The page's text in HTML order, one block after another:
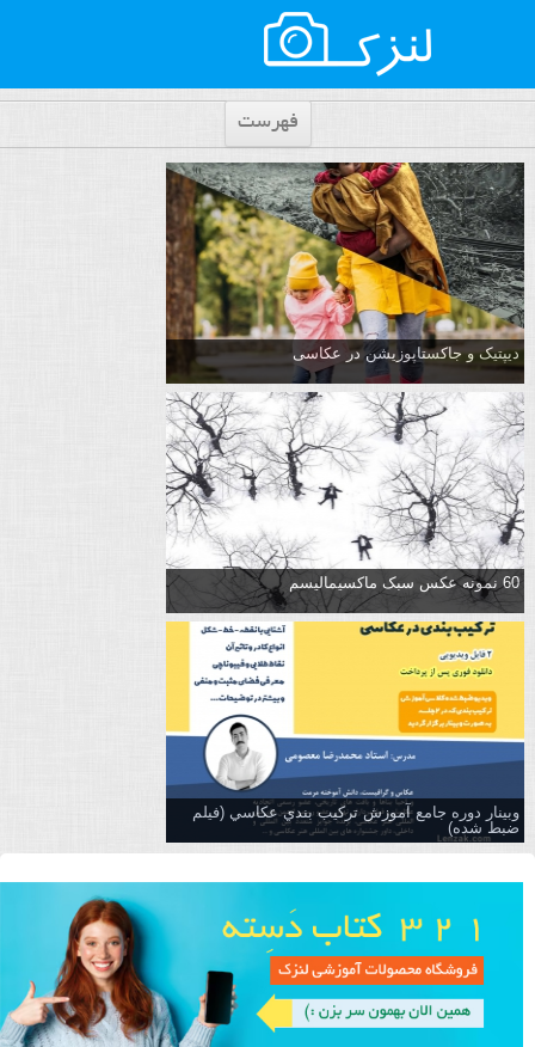
فهرست
دیپتیک و جاکستا‌پوزیشن در عکاسی
60 نمونه عکس سبک ماکسیمالیسم
وبینار دوره جامع آموزش تركيب بندي عكاسي (فیلم
ضبط شده)